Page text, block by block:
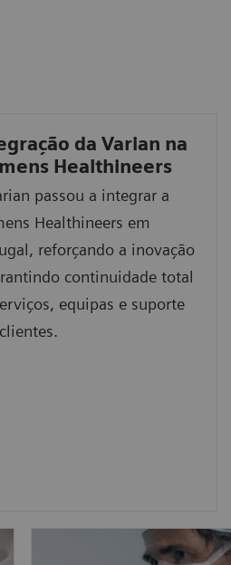
da Varian na
Healthineers
passou a integrar a
Healthineers em
reforçando a inovação
continuidade total
equipas e suporte